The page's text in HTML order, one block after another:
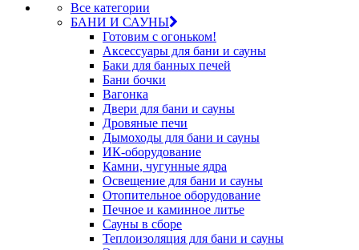
Все категории
БАНИ И САУНЫ
Готовим с огоньком!
Аксессуары для бани и сауны
Баки для банных печей
Бани бочки
Вагонка
Двери для бани и сауны
Дровяные печи
Дымоходы для бани и сауны
ИК-оборудование
Камни, чугунные ядра
Освещение для бани и сауны
Отопительное оборудование
Печное и каминное литье
Сауны в сборе
Теплоизоляция для бани и сауны